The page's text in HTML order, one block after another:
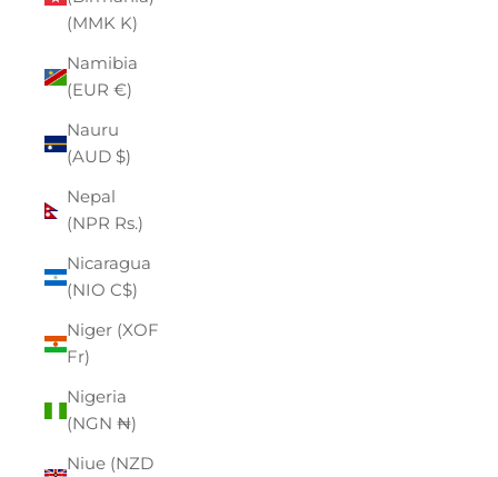
(MMK K)
Namibia
(EUR €)
Nauru
(AUD $)
Nepal
(NPR Rs.)
Nicaragua
(NIO C$)
Niger (XOF
Fr)
Nigeria
(NGN ₦)
Niue (NZD